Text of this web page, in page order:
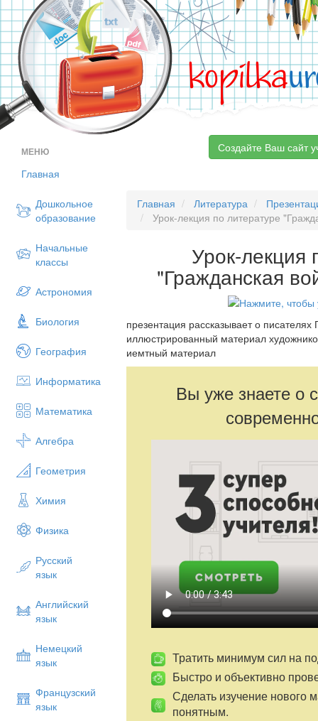
kopilka
МЕНЮ
Главная
Дошкольное
образование
Начальные
классы
Астрономия
Биология
География
Информатика
Математика
Алгебра
Геометрия
Химия
Физика
Русский
язык
Английский
язык
Немецкий
язык
Французский
язык
Создайте Ваш сайт
Главная Литература
Урок-лекция по литературе
Урок-лекция
"Гражданская
презентация рассказывает о
иллюстрированный материал
иемтный материал
Вы уже знаете о
Тратить минимум сил на
Быстро и объективно
Сделать изучение нового
понятным.